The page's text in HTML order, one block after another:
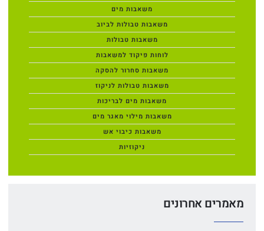
משאבות מים
משאבות טבולות לביוב
משאבות טבולות
לוחות פיקוד למשאבות
משאבות סחרור להסקה
משאבות טבולות לניקוז
משאבות מים לבריכות
משאבות מילוי מאגר מים
משאבות כיבוי אש
ניקוזיות
מאמרים אחרונים